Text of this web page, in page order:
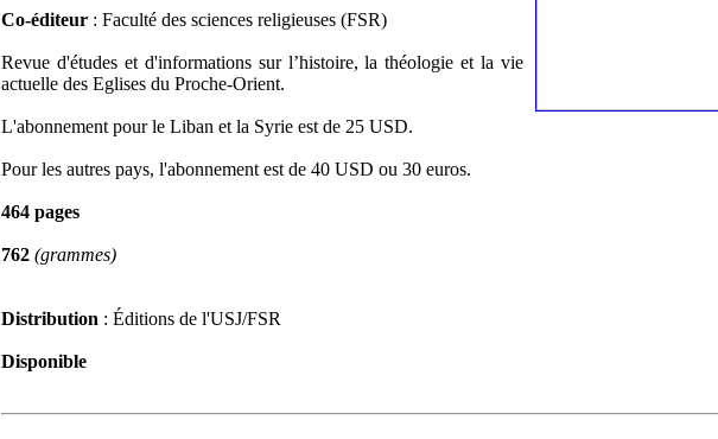
Co-éditeur : Faculté des sciences religieuses (FSR)
Revue d'études et d'informations sur l’histoire, la théologie et la vie
actuelle des Eglises du Proche-Orient.
L'abonnement pour le Liban et la Syrie est de 25 USD.
Pour les autres pays, l'abonnement est de 40 USD ou 30 euros.
464 pages
762 (grammes)
Distribution : Éditions de l'USJ/FSR
Disponible